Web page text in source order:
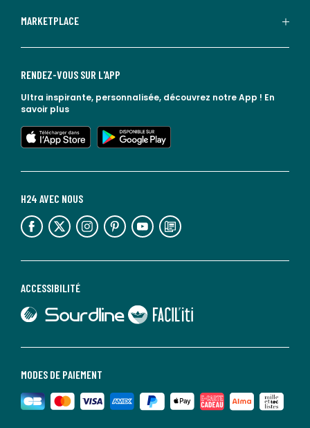
MARKETPLACE
MODES DE PAIEMENT
ACCESSIBILITÉ
lien vers Sourdline
lien vers Faciliti
H24 AVEC NOUS
lien vers l'espace réseaux sociaux lien vers l'espace réseaux sociaux lien vers l'espace réseaux sociaux lien vers l'espace réseaux sociaux lien vers l'espace réseaux sociaux lien vers le blog la redoute
RENDEZ-VOUS SUR L'APP
Ultra inspirante, personnalisée, découvrez notre App ! En
savoir plus
lien vers l'app store
lien vers google play